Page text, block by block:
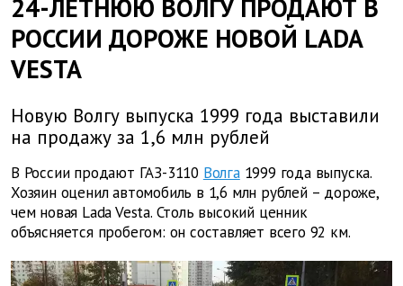
24-ЛЕТНЮЮ ВОЛГУ ПРОДАЮТ В
РОССИИ ДОРОЖЕ НОВОЙ LADA
VESTA
Новую Волгу выпуска 1999 года выставили
на продажу за 1,6 млн рублей
В России продают ГАЗ-3110 Волга1999 года выпуска.
Хозяин оценил автомобиль в 1,6 млн рублей – дороже,
чем новая Lada Vesta. Столь высокий ценник
объясняется пробегом: он составляет всего 92 км.